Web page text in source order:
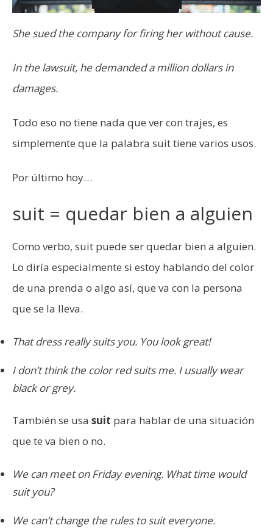
She sued the company for firing her without cause.
In the lawsuit, he demanded a million dollars in
damages.
Todo eso no tiene nada que ver con trajes, es
simplemente que la palabra suit tiene varios usos.
Por último hoy…
suit = quedar bien a alguien
Como verbo, suit puede ser quedar bien a alguien.
Lo diría especialmente si estoy hablando del color
de una prenda o algo así, que va con la persona
que se la lleva.
That dress really suits you. You look great!
I don’t think the color red suits me. I usually wear
black or grey.
También se usa suit para hablar de una situación
que te va bien o no.
We can meet on Friday evening. What time would
suit you?
We can’t change the rules to suit everyone.